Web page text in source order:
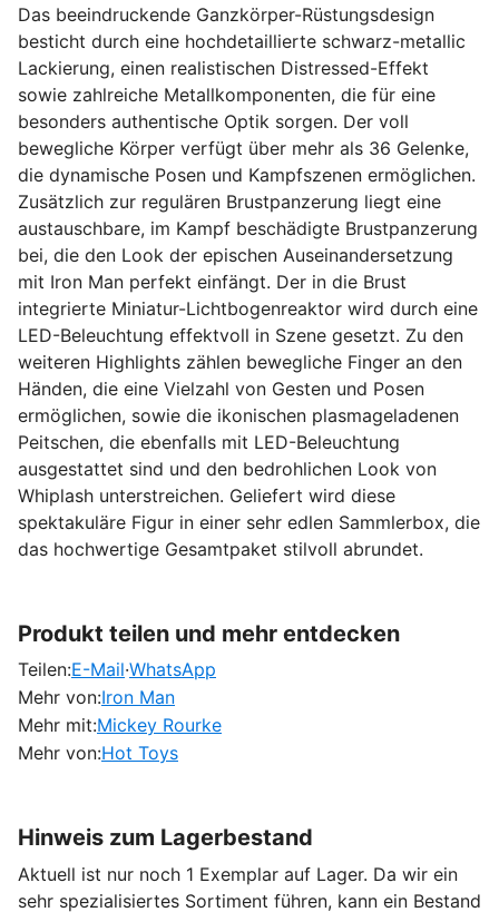
Das beeindruckende Ganzkörper-Rüstungsdesign
besticht durch eine hochdetaillierte schwarz-metallic
Lackierung, einen realistischen Distressed-Effekt
sowie zahlreiche Metallkomponenten, die für eine
besonders authentische Optik sorgen. Der voll
bewegliche Körper verfügt über mehr als 36 Gelenke,
die dynamische Posen und Kampfszenen ermöglichen.
Zusätzlich zur regulären Brustpanzerung liegt eine
austauschbare, im Kampf beschädigte Brustpanzerung
bei, die den Look der epischen Auseinandersetzung
mit Iron Man perfekt einfängt. Der in die Brust
integrierte Miniatur-Lichtbogenreaktor wird durch eine
LED-Beleuchtung effektvoll in Szene gesetzt. Zu den
weiteren Highlights zählen bewegliche Finger an den
Händen, die eine Vielzahl von Gesten und Posen
ermöglichen, sowie die ikonischen plasmageladenen
Peitschen, die ebenfalls mit LED-Beleuchtung
ausgestattet sind und den bedrohlichen Look von
Whiplash unterstreichen. Geliefert wird diese
spektakuläre Figur in einer sehr edlen Sammlerbox, die
das hochwertige Gesamtpaket stilvoll abrundet.
Produkt teilen und mehr entdecken
Teilen:E-Mail·WhatsApp
Mehr von:Iron Man
Mehr mit:Mickey Rourke
Mehr von:Hot Toys
Hinweis zum Lagerbestand
Aktuell ist nur noch 1 Exemplar auf Lager. Da wir ein
sehr spezialisiertes Sortiment führen, kann ein Bestand